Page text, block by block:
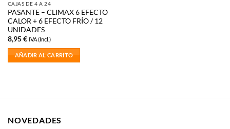
CAJAS DE 4 A 24
PASANTE – CLIMAX 6 EFECTO
CALOR + 6 EFECTO FRÍO / 12
UNIDADES
8,95€ IVA (Incl.)
AÑADIR AL CARRITO
NOVEDADES